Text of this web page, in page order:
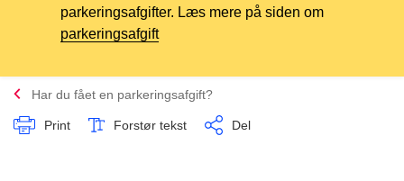
parkeringsafgifter. Læs mere på siden om
parkeringsafgift
Har du fået en parkeringsafgift?
Print Forstør tekst Del